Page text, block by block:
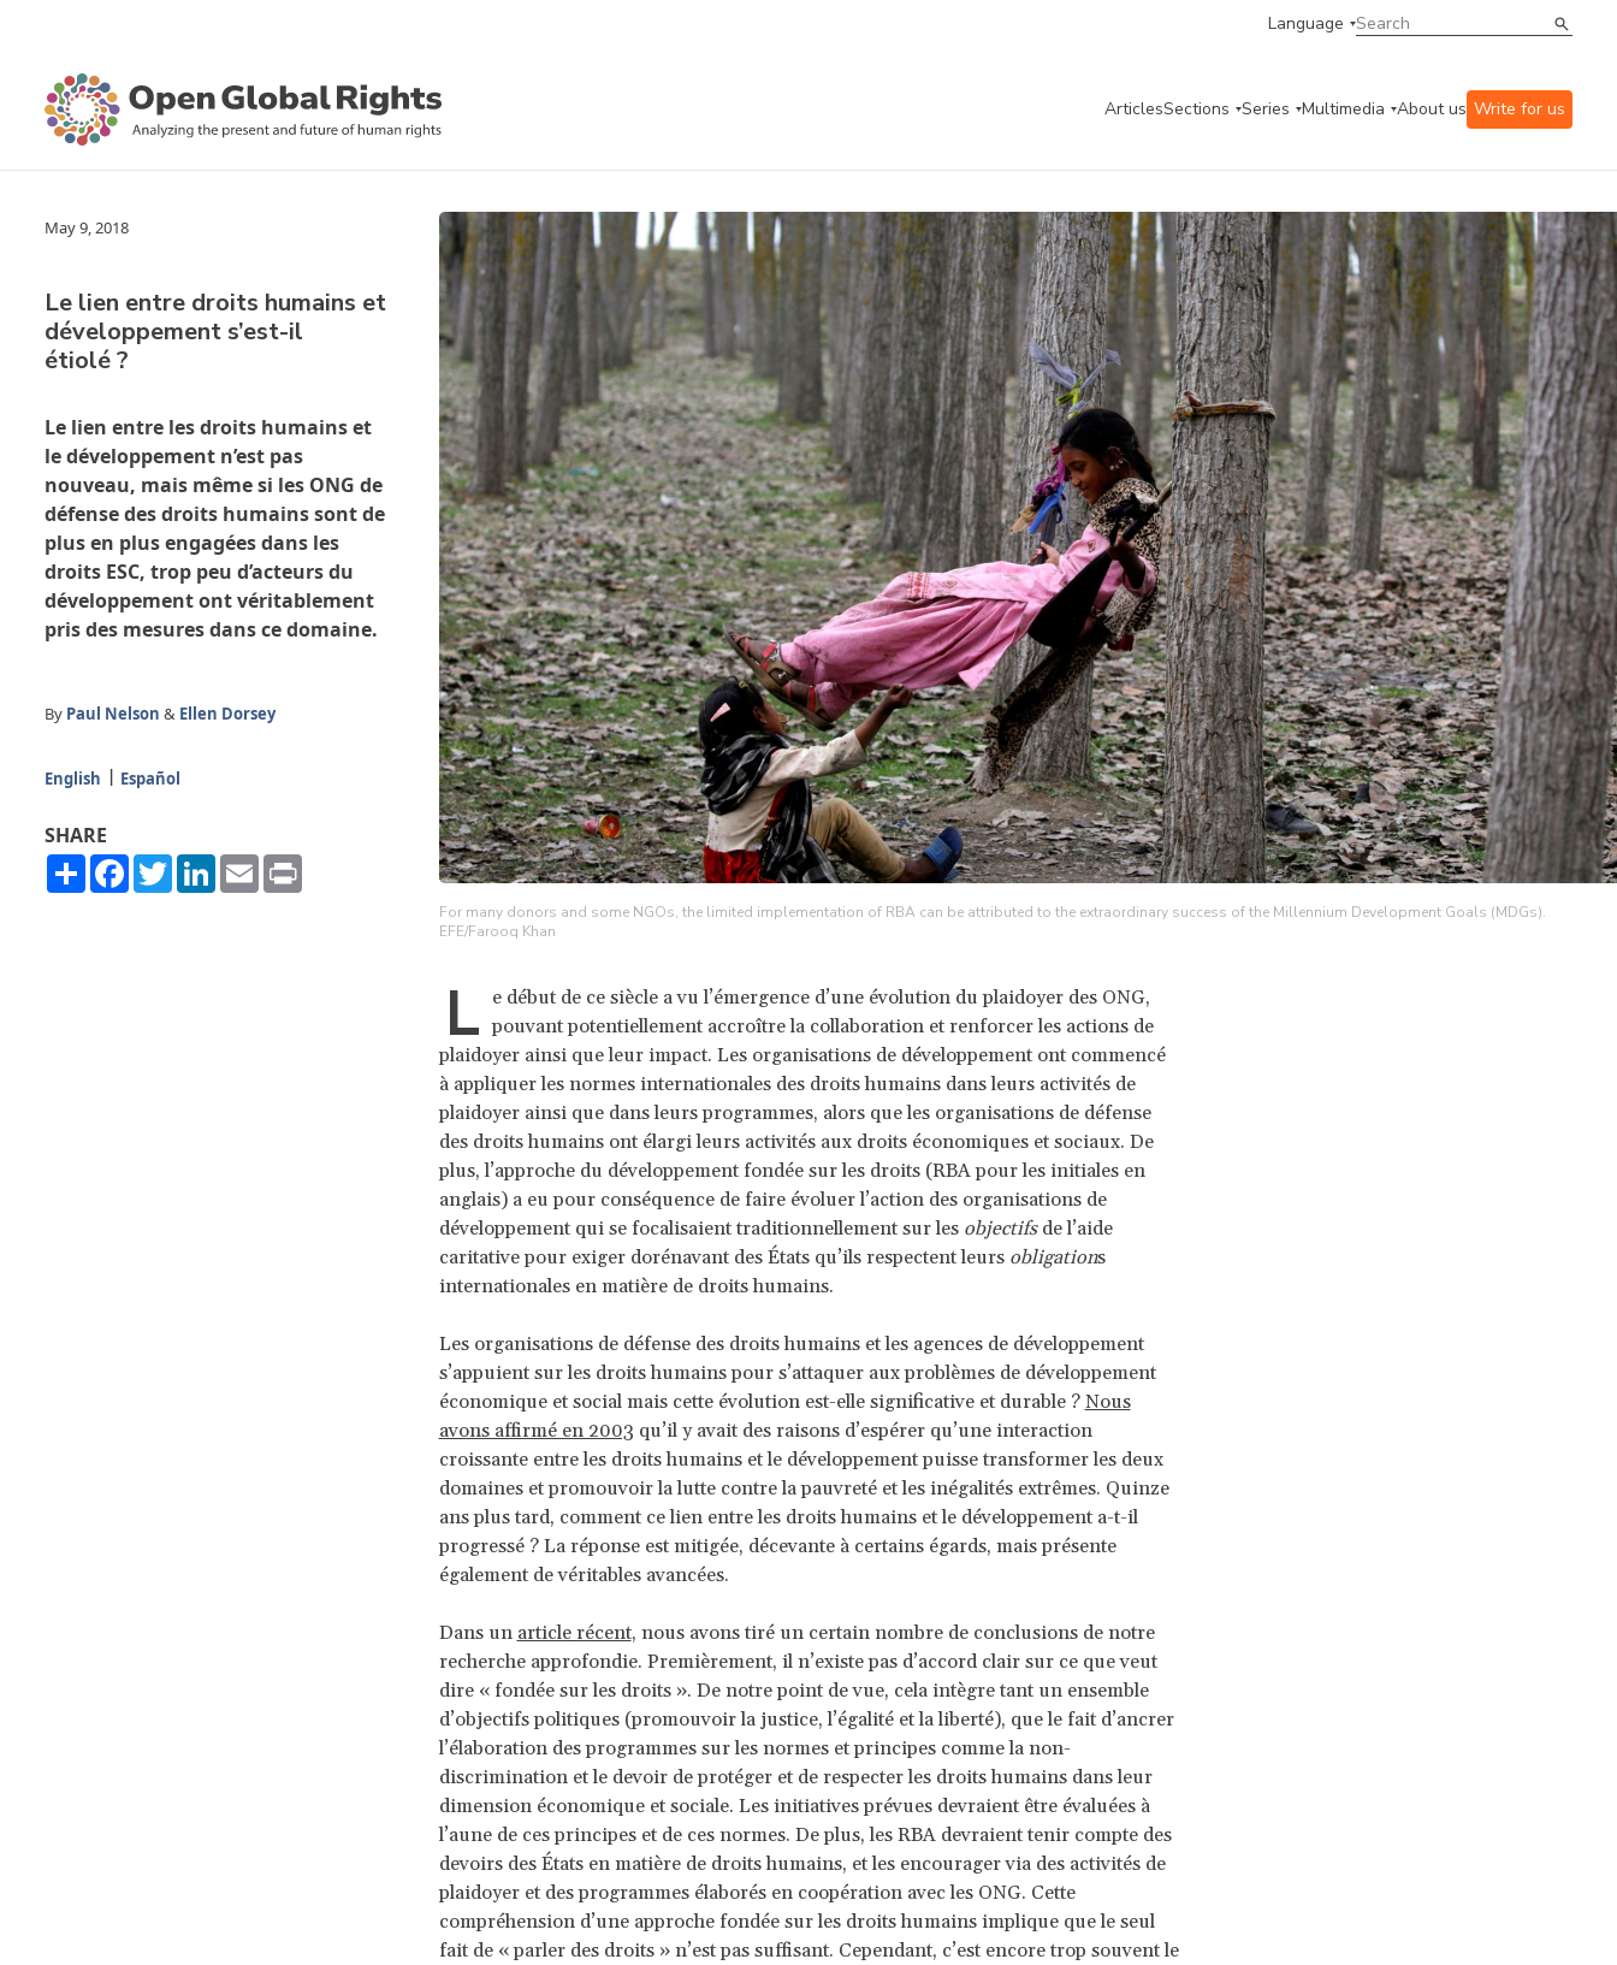
Language
ArticlesSections Series Multimedia About us Write for us
May 9, 2018
Le lien entre droits humains et
développement s’est-il
étiolé ?
For many donors and some NGOs, the limited implementation of RBA can be attributed to the extraordinary success of the Millennium Development Goals (MDGs).
EFE/Farooq Khan
Le lien entre les droits humains et
le développement n’est pas
nouveau, mais même si les ONG de
défense des droits humains sont de
plus en plus engagées dans les
droits ESC, trop peu d’acteurs du
développement ont véritablement
pris des mesures dans ce domaine.
By Paul Nelson & Ellen Dorsey
English Español
SHARE
ShareFacebook
TwitterLinkedIn
Email
L e début de ce siècle a vu l’émergence d’une évolution du plaidoyer des ONG,
pouvant potentiellement accroître la collaboration et renforcer les actions de
plaidoyer ainsi que leur impact. Les organisations de développement ont commencé
à appliquer les normes internationales des droits humains dans leurs activités de
plaidoyer ainsi que dans leurs programmes, alors que les organisations de défense
des droits humains ont élargi leurs activités aux droits économiques et sociaux. De
plus, l’approche du développement fondée sur les droits (RBA pour les initiales en
anglais) a eu pour conséquence de faire évoluer l’action des organisations de
développement qui se focalisaient traditionnellement sur les objectifsde l’aide
caritative pour exiger dorénavant des États qu’ils respectent leurs obligations
internationales en matière de droits humains.
Les organisations de défense des droits humains et les agences de développement
s’appuient sur les droits humains pour s’attaquer aux problèmes de développement
économique et social mais cette évolution est-elle significative et durable ? Nous
avons affirmé en 2003 qu’il y avait des raisons d’espérer qu’une interaction
croissante entre les droits humains et le développement puisse transformer les deux
domaines et promouvoir la lutte contre la pauvreté et les inégalités extrêmes. Quinze
ans plus tard, comment ce lien entre les droits humains et le développement a-t-il
progressé ? La réponse est mitigée, décevante à certains égards, mais présente
également de véritables avancées.
Dans un article récent, nous avons tiré un certain nombre de conclusions de notre
recherche approfondie. Premièrement, il n’existe pas d’accord clair sur ce que veut
dire « fondée sur les droits ». De notre point de vue, cela intègre tant un ensemble
d’objectifs politiques (promouvoir la justice, l’égalité et la liberté), que le fait d’ancrer
l’élaboration des programmes sur les normes et principes comme la non-
discrimination et le devoir de protéger et de respecter les droits humains dans leur
dimension économique et sociale. Les initiatives prévues devraient être évaluées à
l’aune de ces principes et de ces normes. De plus, les RBA devraient tenir compte des
devoirs des États en matière de droits humains, et les encourager via des activités de
plaidoyer et des programmes élaborés en coopération avec les ONG. Cette
compréhension d’une approche fondée sur les droits humains implique que le seul
fait de « parler des droits » n’est pas suffisant. Cependant, c’est encore trop souvent le